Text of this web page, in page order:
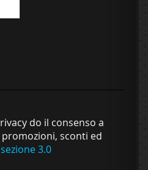
do il consenso a
sconti ed
3.0